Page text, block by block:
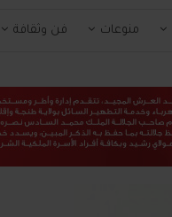
منوعات فن وثقافة